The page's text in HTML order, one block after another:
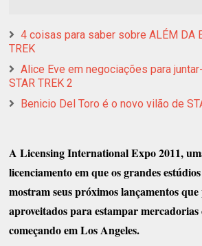
4 coisas para saber sobre ALÉM DA
TREK
Alice Eve em negociações para
STAR TREK 2
Benicio Del Toro é o novo vilão de
A Licensing International Expo 2011,
licenciamento em que os grandes
mostram seus próximos lançamentos
aproveitados para estampar mercadorias
começando em Los Angeles.